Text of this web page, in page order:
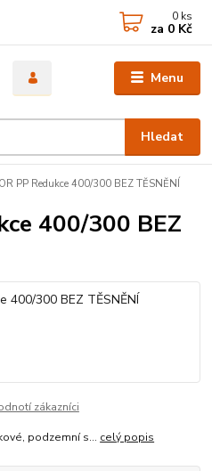
Menu
Hledat
0 ks
za 0 Kč
PP Redukce 400/300 BEZ TĚSNĚNÍ
400/300 BEZ
zákazníci
podzemní s... celý popis